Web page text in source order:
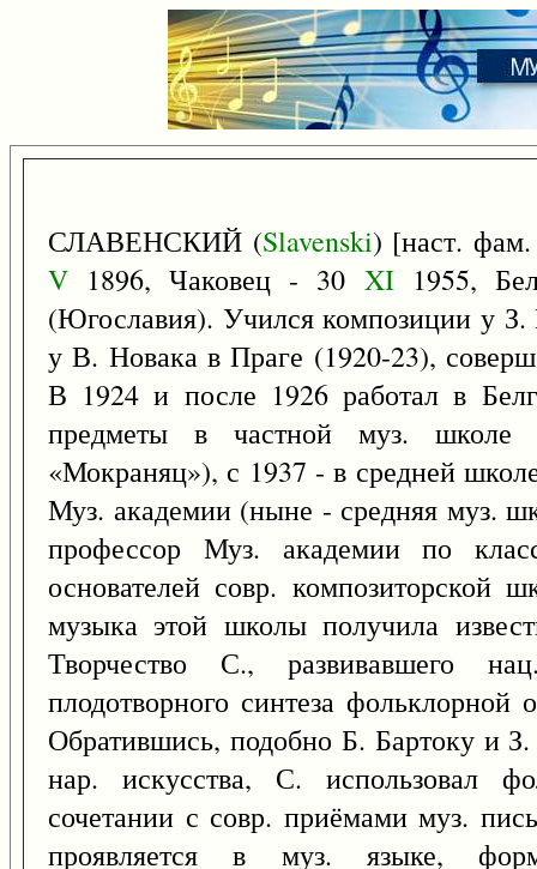
СЛАВЕНСКИЙ (Slavenski) [наст.
V 1896, Чаковец - 30 XI1955,
(Югославия). Учился композиции у
у В. Новака в Праге (1920-23),
В 1924 и после 1926 работал в
предметы в частной муз. школе
«Мокраняц»), с 1937 - в средней
Муз. академии (ныне - средняя муз.
профессор Муз. академии по
основателей совр. композиторской
музыка этой школы получила
Творчество С., развивавшего
плодотворного синтеза
Обратившись, подобно Б. Бартоку и
нар. искусства, С. использовал
сочетании с совр. приёмами муз.
проявляется в муз. языке,